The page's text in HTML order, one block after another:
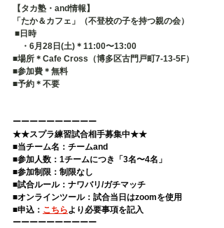
【タカ塾・and情報】
「たか＆カフェ」（不登校の子を持つ親の会）
■日時
・6月28日(土)＊11:00〜13:00
■場所＊Cafe Cross（博多区古門戸町7-13-5F）
■参加費＊無料
■予約＊不要
ーーーーーーーーーー
★★スプラ練習試合相手募集中★★
■当チーム名：チームand
■参加人数：1チームにつき「3名〜4名」
■参加制限：制限なし
■試合ルール：ナワバリ/ガチマッチ
■オンラインツール：試合当日はzoomを使用
■申込： こちらより必要事項を記入
ーーーーーーーーーー